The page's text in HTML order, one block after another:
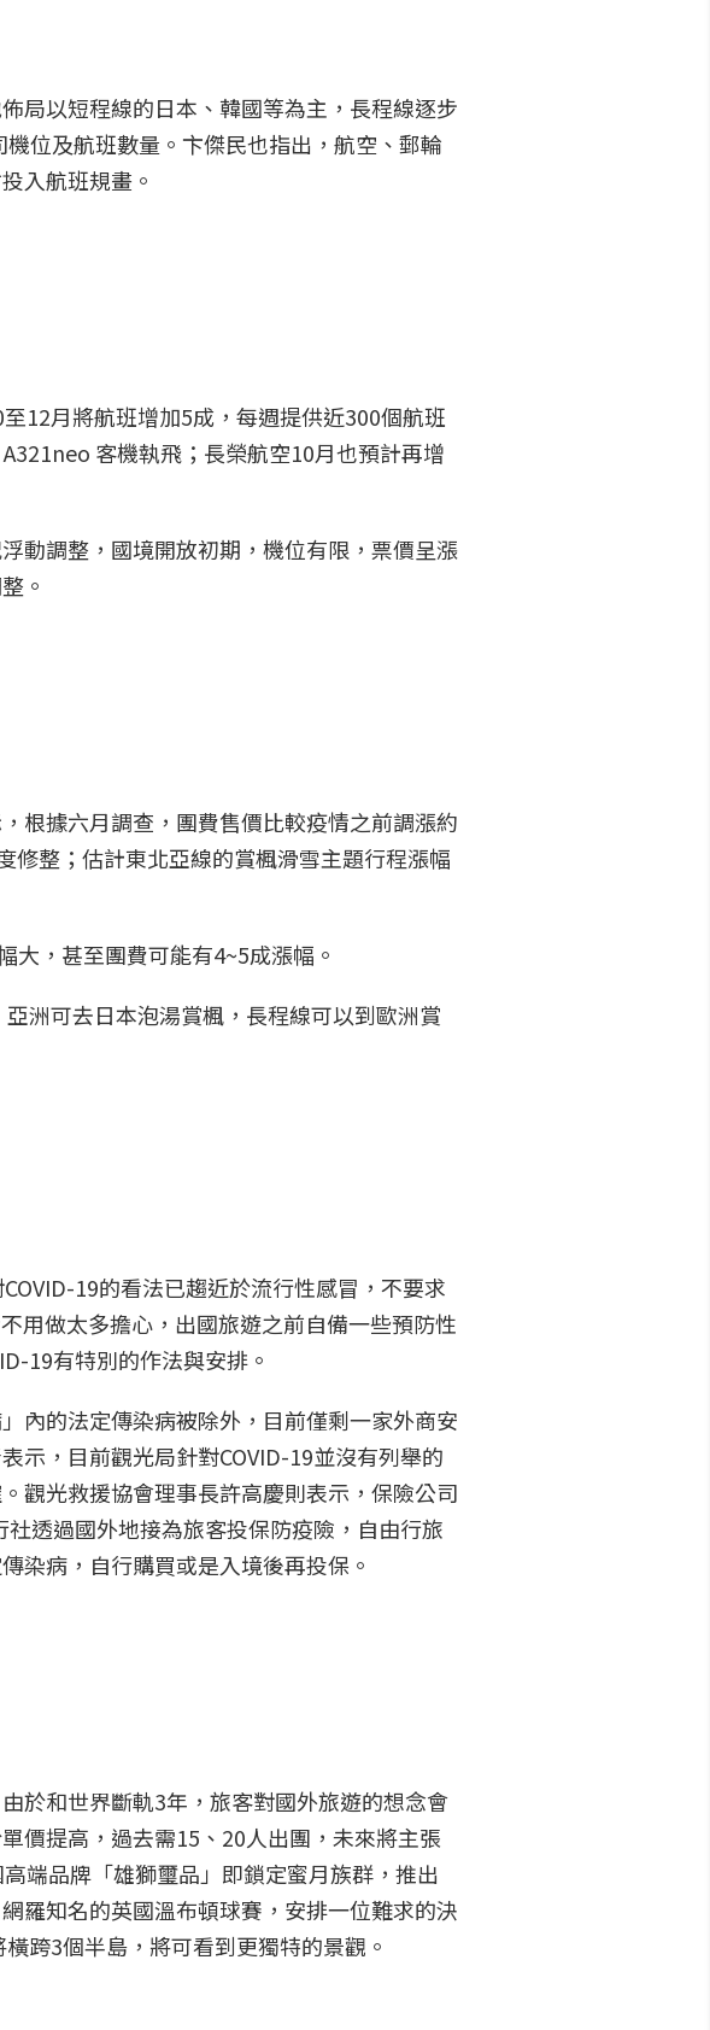
局以短程線的日本、韓國等為主，長程線逐步
位及航班數量。卞傑民也指出，航空、郵輪
入航班規畫。
12月將航班增加5成，每週提供近300個航班
客機執飛；長榮航空10月也預計再增
動調整，國境開放初期，機位有限，票價呈漲
。
根據六月調查，團費售價比較疫情之前調漲約
修整；估計東北亞線的賞楓滑雪主題行程漲幅
，甚至團費可能有4~5成漲幅。
洲可去日本泡湯賞楓，長程線可以到歐洲賞
19的看法已趨近於流行性感冒，不要求
用做太多擔心，出國旅遊之前自備一些預防性
19有特別的作法與安排。
內的法定傳染病被除外，目前僅剩一家外商安
示，目前觀光局針對COVID-19並沒有列舉的
觀光救援協會理事長許高慶則表示，保險公司
透過國外地接為旅客投保防疫險，自由行旅
染病，自行購買或是入境後再投保。
於和世界斷軌3年，旅客對國外旅遊的想念會
價提高，過去需15、20人出團，未來將主張
端品牌「雄獅璽品」即鎖定蜜月族群，推出
羅知名的英國溫布頓球賽，安排一位難求的決
跨3個半島，將可看到更獨特的景觀。